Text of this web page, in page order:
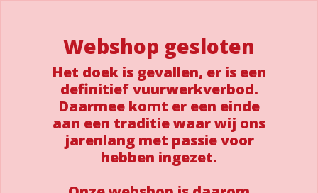
Webshop gesloten
Het doek is gevallen, er is een
definitief vuurwerkverbod.
Daarmee komt er een einde
aan een traditie waar wij ons
jarenlang met passie voor
hebben ingezet.